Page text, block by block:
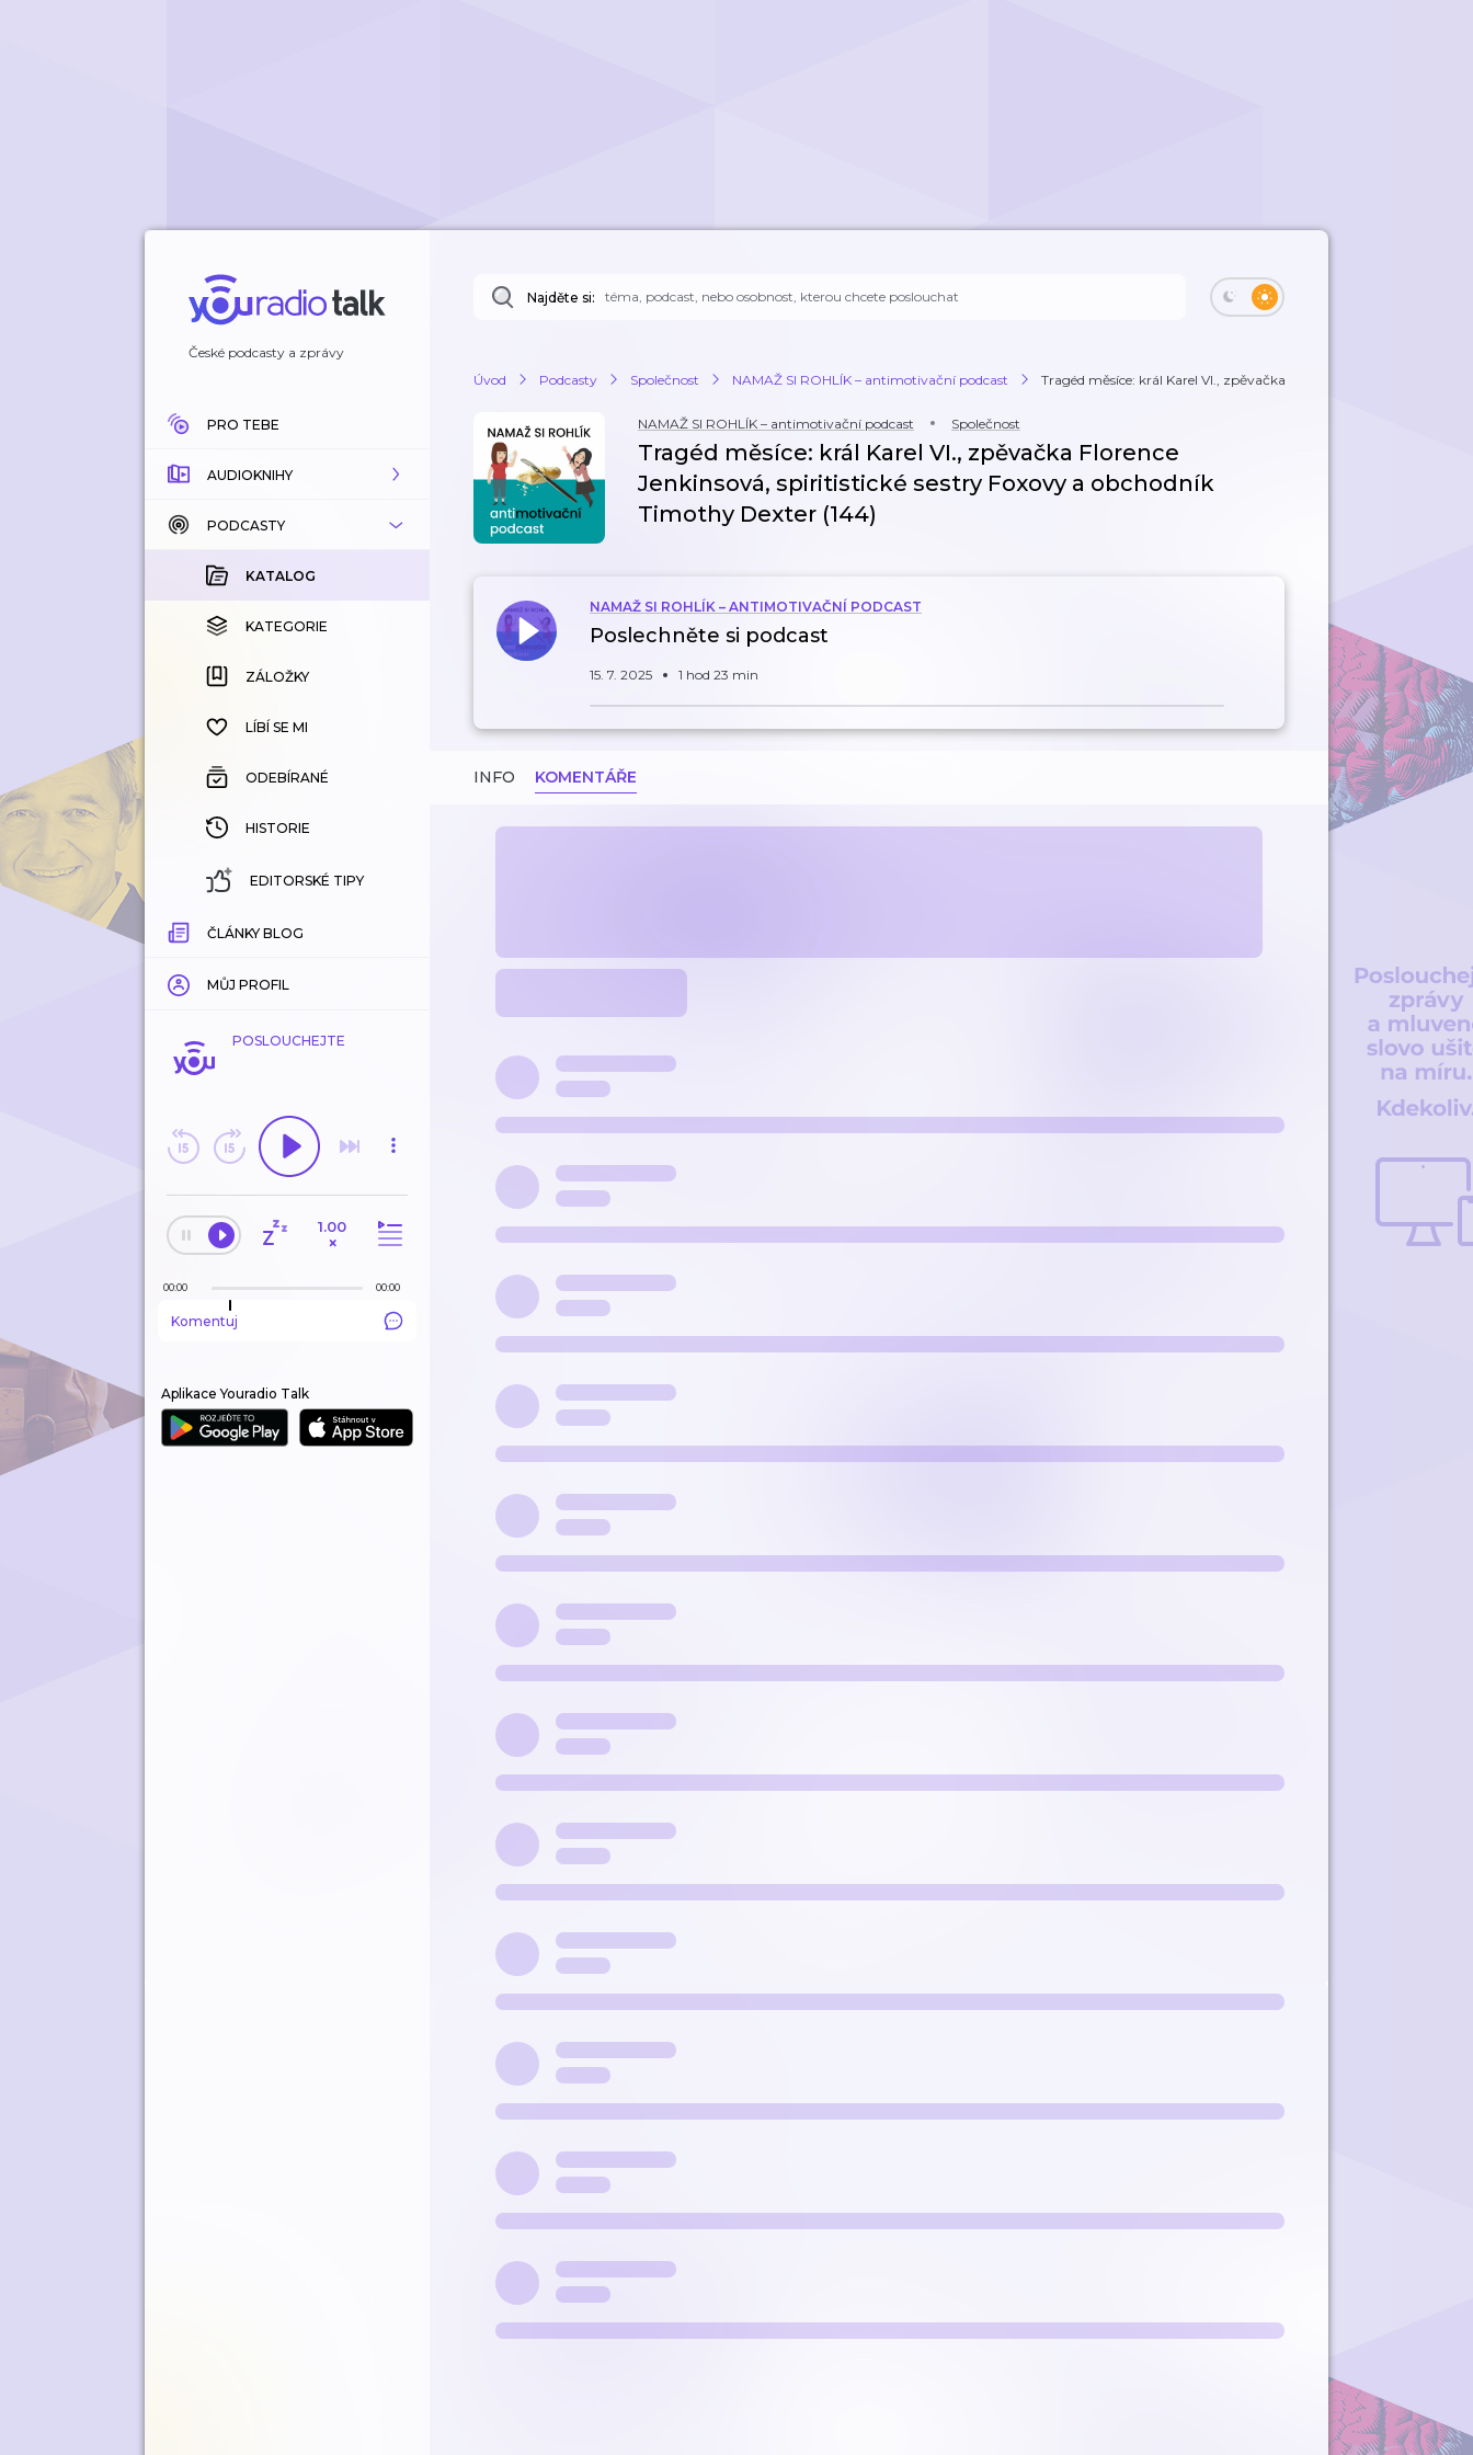
České podcasty a zprávy
PRO TEBE
AUDIOKNIHY
KATALOG
KOUPENÉ
KATEGORIE
ZÁLOŽKY
HISTORIE
PODCASTY
KATALOG
KATEGORIE
ZÁLOŽKY
LÍBÍ SE MI
ODEBÍRANÉ
HISTORIE
EDITORSKÉ TIPY
ČLÁNKY BLOG
MŮJ PROFIL
POSLOUCHEJTE
1.00
×
00:00 00:00
Komentuj
Aplikace Youradio Talk
Najděte si:
Úvod Podcasty Společnost NAMAŽ SI ROHLÍK – antimotivační podcast Tragéd měsíce: král Karel VI., zpěvačka Fl...
NAMAŽ SI ROHLÍK – antimotivační podcast Společnost
Tragéd měsíce: král Karel VI., zpěvačka Florence
Jenkinsová, spiritistické sestry Foxovy a obchodník
Timothy Dexter (144)
NAMAŽ SI ROHLÍK – ANTIMOTIVAČNÍ PODCAST
Poslechněte si podcast
15. 7. 2025 1 hod 23 min
INFO KOMENTÁŘE